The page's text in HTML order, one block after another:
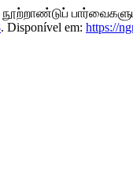
பார்வைகளும்:
. Disponível em: https://